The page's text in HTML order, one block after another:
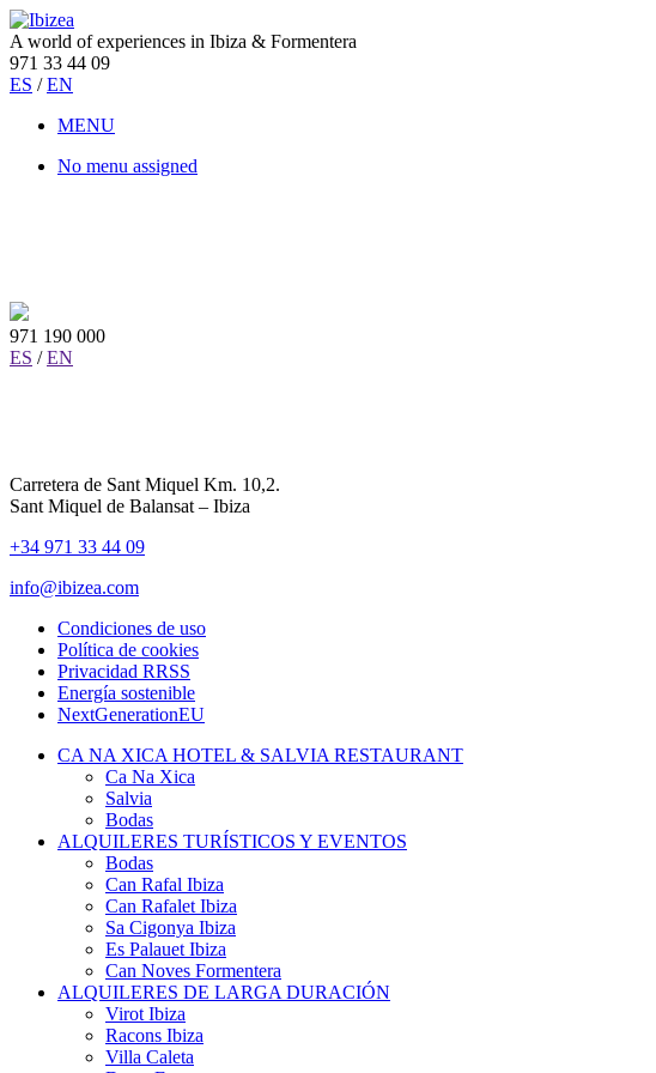
A world of experiences in Ibiza & Formentera
971 33 44 09
ES / EN
MENU
No menu assigned
971 190 000
ES / EN
Carretera de Sant Miquel Km. 10,2.
Sant Miquel de Balansat – Ibiza
+34 971 33 44 09
info@ibizea.com
Condiciones de uso
Política de cookies
Privacidad RRSS
Energía sostenible
NextGenerationEU
CA NA XICA HOTEL & SALVIA RESTAURANT
Ca Na Xica
Salvia
Bodas
ALQUILERES TURÍSTICOS Y EVENTOS
Bodas
Can Rafal Ibiza
Can Rafalet Ibiza
Sa Cigonya Ibiza
Es Palauet Ibiza
Can Noves Formentera
ALQUILERES DE LARGA DURACIÓN
Virot Ibiza
Racons Ibiza
Villa Caleta